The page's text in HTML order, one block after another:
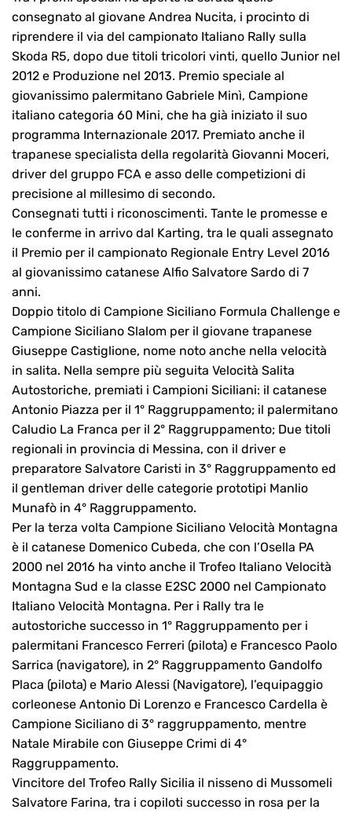
consegnato al giovane Andrea Nucita, i procinto di
riprendere il via del campionato Italiano Rally sulla
Skoda R5, dopo due titoli tricolori vinti, quello Junior nel
2012 e Produzione nel 2013. Premio speciale al
giovanissimo palermitano Gabriele Minì, Campione
italiano categoria 60 Mini, che ha già iniziato il suo
programma Internazionale 2017. Premiato anche il
trapanese specialista della regolarità Giovanni Moceri,
driver del gruppo FCA e asso delle competizioni di
precisione al millesimo di secondo.
Consegnati tutti i riconoscimenti. Tante le promesse e
le conferme in arrivo dal Karting, tra le quali assegnato
il Premio per il campionato Regionale Entry Level 2016
al giovanissimo catanese Alfio Salvatore Sardo di 7
anni.
Doppio titolo di Campione Siciliano Formula Challenge e
Campione Siciliano Slalom per il giovane trapanese
Giuseppe Castiglione, nome noto anche nella velocità
in salita. Nella sempre più seguita Velocità Salita
Autostoriche, premiati i Campioni Siciliani: il catanese
Antonio Piazza per il 1° Raggruppamento; il palermitano
Caludio La Franca per il 2° Raggruppamento; Due titoli
regionali in provincia di Messina, con il driver e
preparatore Salvatore Caristi in 3° Raggruppamento ed
il gentleman driver delle categorie prototipi Manlio
Munafò in 4° Raggruppamento.
Per la terza volta Campione Siciliano Velocità Montagna
è il catanese Domenico Cubeda, che con l’Osella PA
2000 nel 2016 ha vinto anche il Trofeo Italiano Velocità
Montagna Sud e la classe E2SC 2000 nel Campionato
Italiano Velocità Montagna. Per i Rally tra le
autostoriche successo in 1° Raggruppamento per i
palermitani Francesco Ferreri (pilota) e Francesco Paolo
Sarrica (navigatore), in 2° Raggruppamento Gandolfo
Placa (pilota) e Mario Alessi (Navigatore), l’equipaggio
corleonese Antonio Di Lorenzo e Francesco Cardella è
Campione Siciliano di 3° raggruppamento, mentre
Natale Mirabile con Giuseppe Crimi di 4°
Raggruppamento.
Vincitore del Trofeo Rally Sicilia il nisseno di Mussomeli
Salvatore Farina, tra i copiloti successo in rosa per la